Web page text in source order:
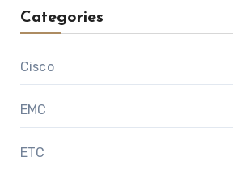
Categories
Cisco
EMC
ETC